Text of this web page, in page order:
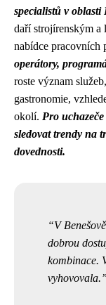
specialistů v oblasti
daří strojírenským a
nabídce pracovních
operátory,
roste význam
gastronomie,
okolí. Pro
sledovat trendy na
dovednosti.
V
dobrou
kombinace.
vyhovovala.